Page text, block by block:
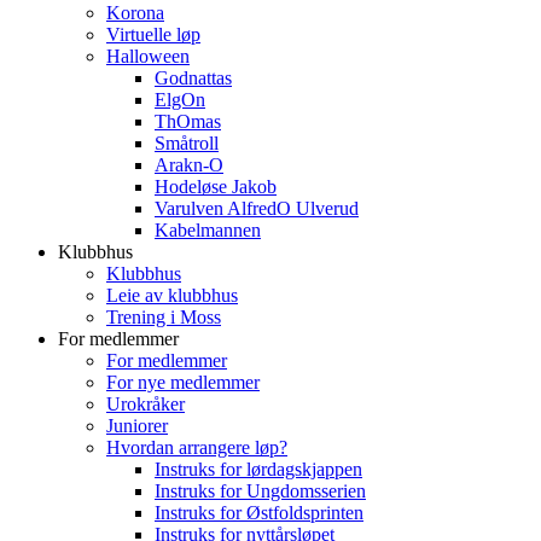
Korona
Virtuelle løp
Halloween
Godnattas
ElgOn
ThOmas
Småtroll
Arakn-O
Hodeløse Jakob
Varulven AlfredO Ulverud
Kabelmannen
Klubbhus
Klubbhus
Leie av klubbhus
Trening i Moss
For medlemmer
For medlemmer
For nye medlemmer
Urokråker
Juniorer
Hvordan arrangere løp?
Instruks for lørdagskjappen
Instruks for Ungdomsserien
Instruks for Østfoldsprinten
Instruks for nyttårsløpet